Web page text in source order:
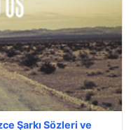
Şarkı Sözleri ve